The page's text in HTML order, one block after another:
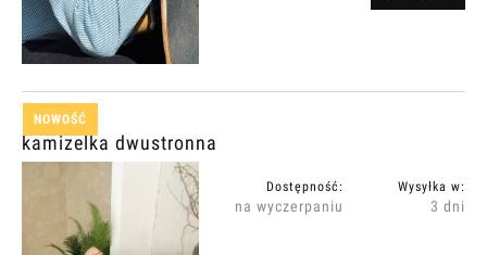
kamizelka dwustronna
Dostępność:
na wyczerpaniu
Wysyłka w:
3 dni
NOWOŚĆ